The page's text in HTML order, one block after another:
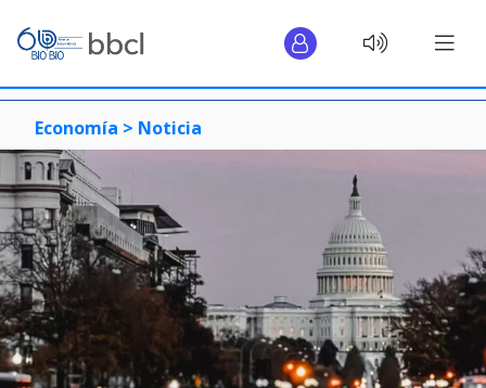
Economía > Noticia